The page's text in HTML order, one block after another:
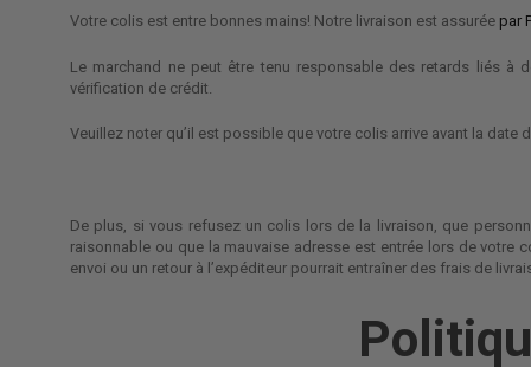
Votre colis est entre bonnes mains! Notre livraison est assurée par
Le marchand ne peut être tenu responsable des retards liés à
vérification de crédit.
Veuillez noter qu’il est possible que votre colis arrive avant la date
De plus, si vous refusez un colis lors de la livraison, que
raisonnable ou que la mauvaise adresse est entrée lors de votre
envoi ou un retour à l’expéditeur pourrait entraîner des frais de